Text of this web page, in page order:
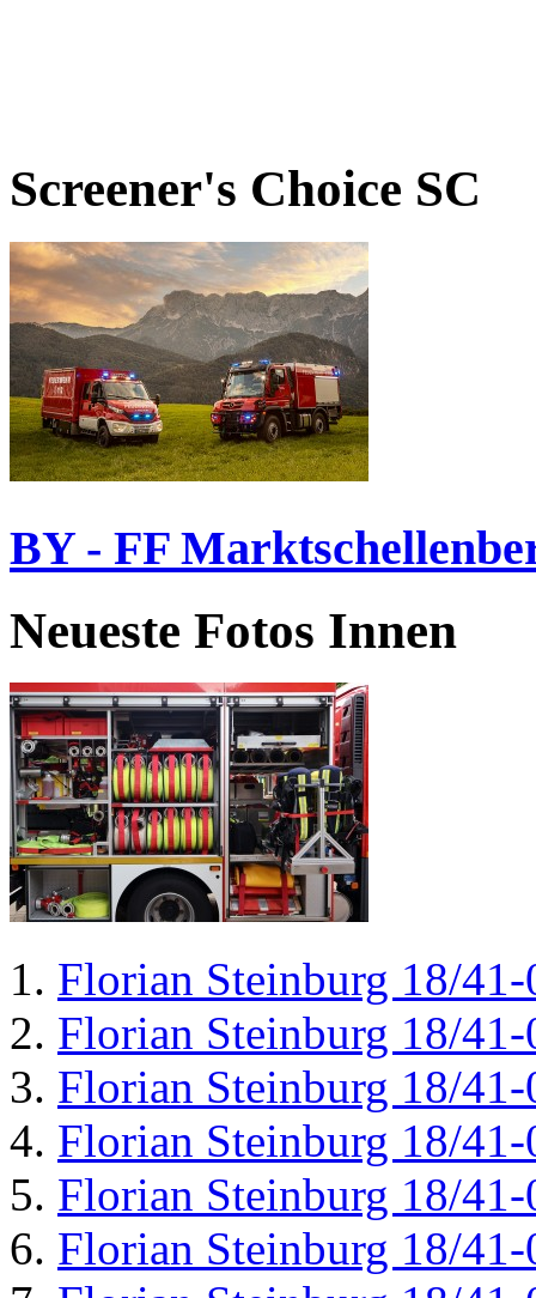
Screener's Choice SC
BY - FF
Neueste Fotos Innen
Florian Steinburg 18/41-
Florian Steinburg 18/41-
Florian Steinburg 18/41-
Florian Steinburg 18/41-
Florian Steinburg 18/41-
Florian Steinburg 18/41-